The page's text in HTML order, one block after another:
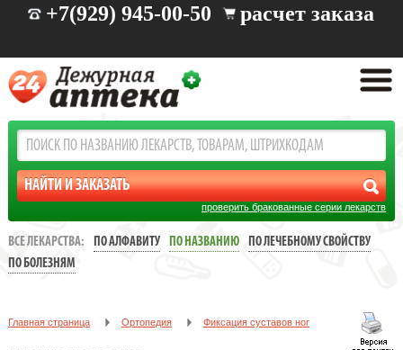
+7(929) 945-00-50 расчет заказа
проверить бракованные серии лекарств
ВСЕ ЛЕКАРСТВА: ПО АЛФАВИТУ ПО НАЗВАНИЮ
ПО ЛЕЧЕБНОМУ СВОЙСТВУ
ПО БОЛЕЗНЯМ
Главная страница Ортопедия Фиксация суставов ног